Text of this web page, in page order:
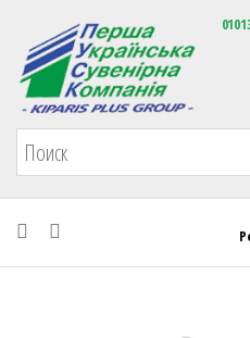
Первая Украинская